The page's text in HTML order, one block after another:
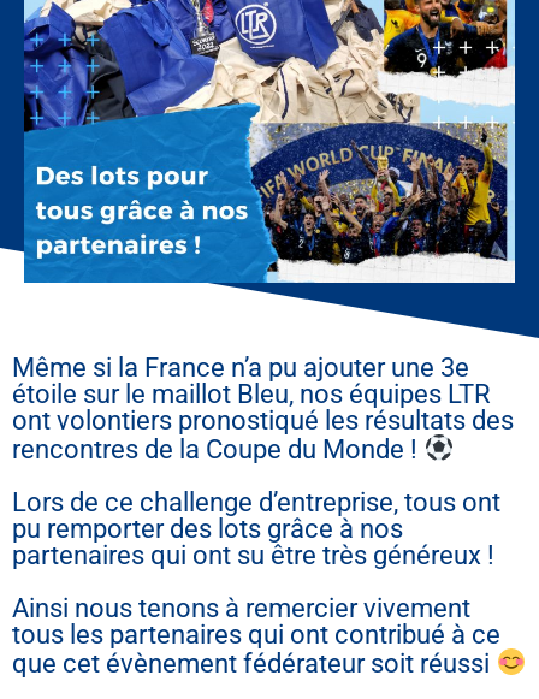
Même si la France n’a pu ajouter une 3e
étoile sur le maillot Bleu, nos équipes LTR
ont volontiers pronostiqué les résultats des
rencontres de la Coupe du Monde !
Lors de ce challenge d’entreprise, tous ont
pu remporter des lots grâce à nos
partenaires qui ont su être très généreux !
Ainsi nous tenons à remercier vivement
tous les partenaires qui ont contribué à ce
que cet évènement fédérateur soit réussi